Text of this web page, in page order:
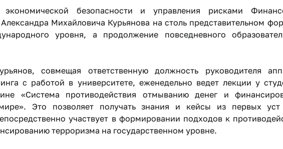
безопасности и управления рисками
Михайловича Курьянова на столь представительном
уровня, а продолжение повседневного
совмещая ответственную должность руководителя
с работой в университете, еженедельно ведет лекции у
«Система противодействия отмыванию денег и
Это позволяет получать знания и кейсы из первых
участвует в формировании подходов к
терроризма на государственном уровне.